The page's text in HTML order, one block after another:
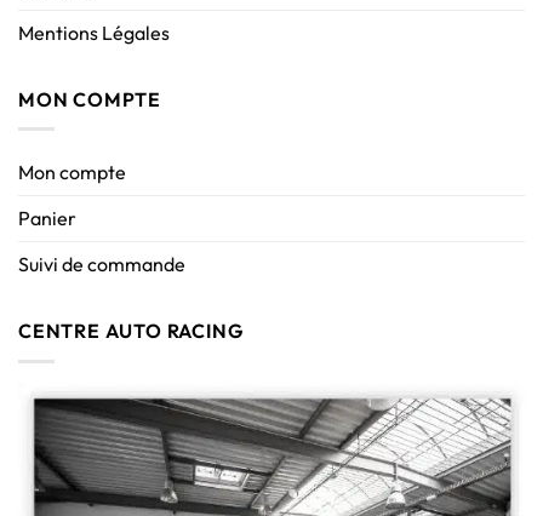
Mentions Légales
MON COMPTE
Mon compte
Panier
Suivi de commande
CENTRE AUTO RACING